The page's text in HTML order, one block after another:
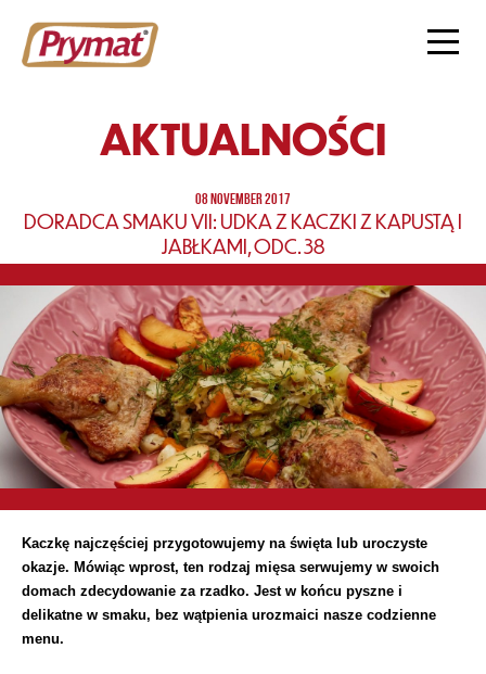
AKTUALNOŚCI
08 NOVEMBER 2017
DORADCA SMAKU VII: UDKA Z KACZKI Z KAPUSTĄ I
JABŁKAMI, ODC. 38
Kaczkę najczęściej przygotowujemy na święta lub uroczyste
okazje. Mówiąc wprost, ten rodzaj mięsa serwujemy w swoich
domach zdecydowanie za rzadko. Jest w końcu pyszne i
delikatne w smaku, bez wątpienia urozmaici nasze codzienne
menu.